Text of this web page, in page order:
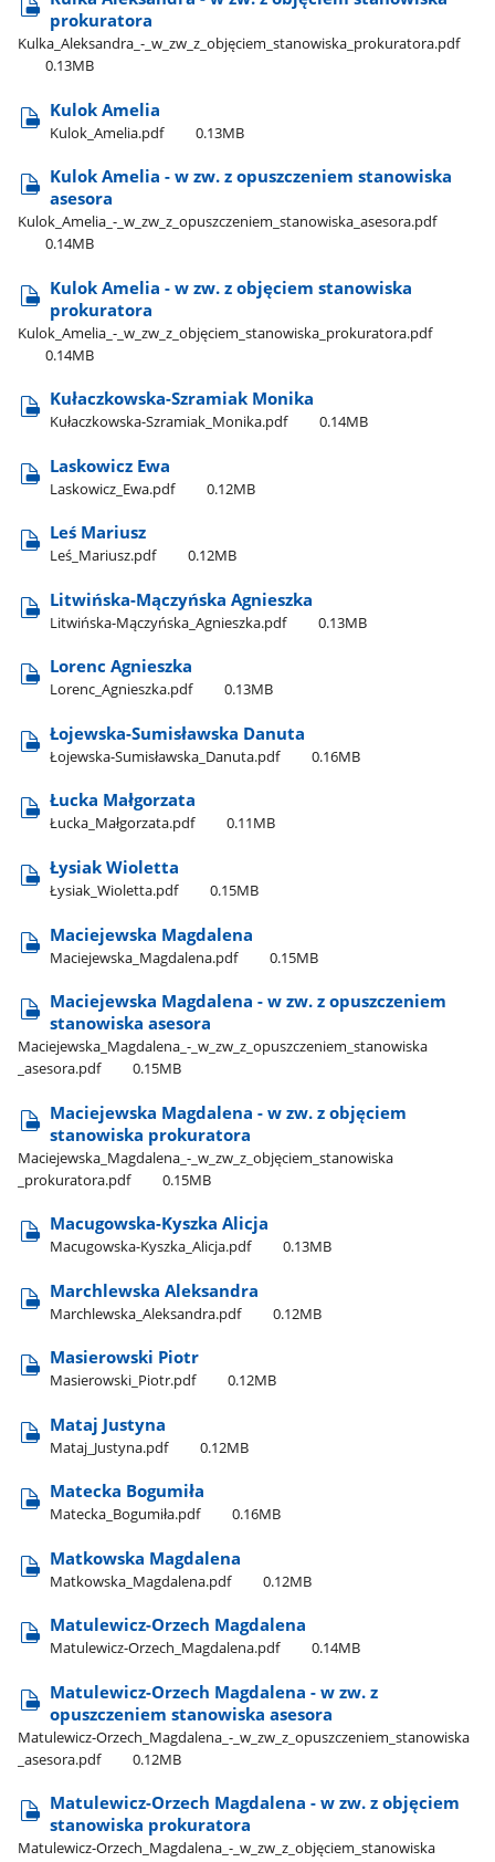
prokuratora
Kulka​_Aleksandra​_-​_w​_zw​_z​_objęciem​_stanowiska​_prokuratora.pdf
0.13MB
Kulok Amelia
Kulok​_Amelia.pdf 0.13MB
Kulok Amelia - w zw. z opuszczeniem stanowiska
asesora
Kulok​_Amelia​_-​_w​_zw​_z​_opuszczeniem​_stanowiska​_asesora.pdf
0.14MB
Kulok Amelia - w zw. z objęciem stanowiska
prokuratora
Kulok​_Amelia​_-​_w​_zw​_z​_objęciem​_stanowiska​_prokuratora.pdf
0.14MB
Kułaczkowska-Szramiak Monika
Kułaczkowska-Szramiak​_Monika.pdf 0.14MB
Laskowicz Ewa
Laskowicz​_Ewa.pdf 0.12MB
Leś Mariusz
Leś​_Mariusz.pdf 0.12MB
Litwińska-Mączyńska Agnieszka
Litwińska-Mączyńska​_Agnieszka.pdf 0.13MB
Lorenc Agnieszka
Lorenc​_Agnieszka.pdf 0.13MB
Łojewska-Sumisławska Danuta
Łojewska-Sumisławska​_Danuta.pdf 0.16MB
Łucka Małgorzata
Łucka​_Małgorzata.pdf 0.11MB
Łysiak Wioletta
Łysiak​_Wioletta.pdf 0.15MB
Maciejewska Magdalena
Maciejewska​_Magdalena.pdf 0.15MB
Maciejewska Magdalena - w zw. z opuszczeniem
stanowiska asesora
Maciejewska​_Magdalena​_-​_w​_zw​_z​_opuszczeniem​_stanowiska​
_asesora.pdf
0.15MB
Maciejewska Magdalena - w zw. z objęciem
stanowiska prokuratora
Maciejewska​_Magdalena​_-​_w​_zw​_z​_objęciem​_stanowiska​
_prokuratora.pdf
0.15MB
Macugowska-Kyszka Alicja
Macugowska-Kyszka​_Alicja.pdf 0.13MB
Marchlewska Aleksandra
Marchlewska​_Aleksandra.pdf 0.12MB
Masierowski Piotr
Masierowski​_Piotr.pdf 0.12MB
Mataj Justyna
Mataj​_Justyna.pdf 0.12MB
Matecka Bogumiła
Matecka​_Bogumiła.pdf 0.16MB
Matkowska Magdalena
Matkowska​_Magdalena.pdf 0.12MB
Matulewicz-Orzech Magdalena
Matulewicz-Orzech​_Magdalena.pdf 0.14MB
Matulewicz-Orzech Magdalena - w zw. z
opuszczeniem stanowiska asesora
Matulewicz-Orzech​_Magdalena​_-​_w​_zw​_z​_opuszczeniem​_stanowiska​
_asesora.pdf
0.12MB
Matulewicz-Orzech Magdalena - w zw. z objęciem
stanowiska prokuratora
Matulewicz-Orzech​_Magdalena​_-​_w​_zw​_z​_objęciem​_stanowiska​